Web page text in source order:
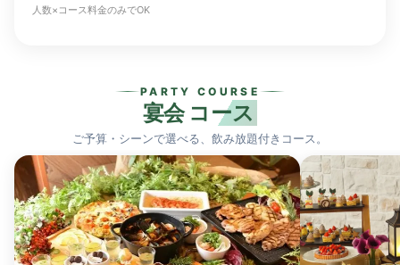
人数×コース料金のみでOK
PARTY COURSE
宴会 コース
ご予算・シーンで選べる、飲み放題付きコース。